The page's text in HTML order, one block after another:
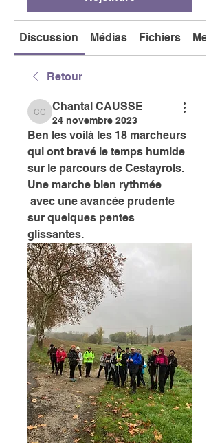
Discussion Médias Fichiers
Retour
Chantal CAUSSE
Chantal CAUSSE
24 novembre 2023
Ben les voilà les 18 marcheurs
qui ont bravé le temps humide
sur le parcours de Cestayrols.
Une marche bien rythmée
sur quelques pentes
glissantes.